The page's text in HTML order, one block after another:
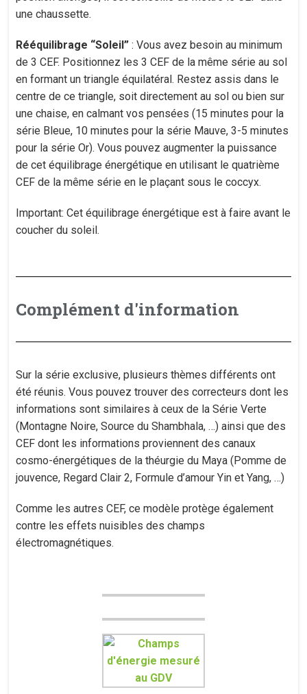
une chaussette.
Rééquilibrage “Soleil” : Vous avez besoin au minimum
de 3 CEF. Positionnez les 3 CEF de la même série au sol
en formant un triangle équilatéral. Restez assis dans le
centre de ce triangle, soit directement au sol ou bien sur
une chaise, en calmant vos pensées (15 minutes pour la
série Bleue, 10 minutes pour la série Mauve, 3-5 minutes
pour la série Or). Vous pouvez augmenter la puissance
de cet équilibrage énergétique en utilisant le quatrième
CEF de la même série en le plaçant sous le coccyx.
Important: Cet équilibrage énergétique est à faire avant le
coucher du soleil.
Complément d'information
Sur la série exclusive, plusieurs thèmes différents ont
été réunis. Vous pouvez trouver des correcteurs dont les
informations sont similaires à ceux de la Série Verte
(Montagne Noire, Source du Shambhala, …) ainsi que des
CEF dont les informations proviennent des canaux
cosmo-énergétiques de la théurgie du Maya (Pomme de
jouvence, Regard Clair 2, Formule d’amour Yin et Yang, …)
Comme les autres CEF, ce modèle protège également
contre les effets nuisibles des champs
électromagnétiques.